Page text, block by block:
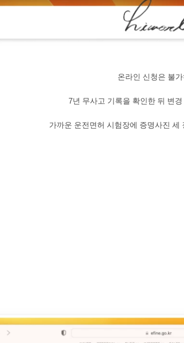
온라인 신청은 불가
7년 무사고 기록을 확인한 뒤 변
가까운 운전면허 시험장에 증명사진 세